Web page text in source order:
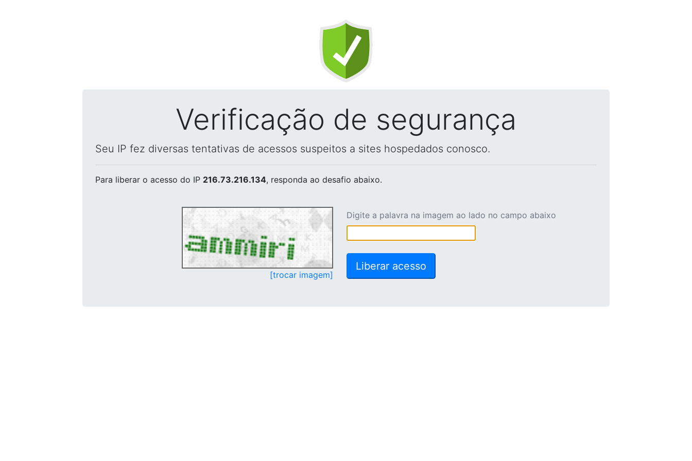
Verificação de segurança
Seu IP fez diversas tentativas de acessos suspeitos a sites hospedados conosco.
Para liberar o acesso do IP 216.73.216.134, responda ao desafio abaixo.
[trocar imagem]
Digite a palavra na imagem ao lado no campo abaixo